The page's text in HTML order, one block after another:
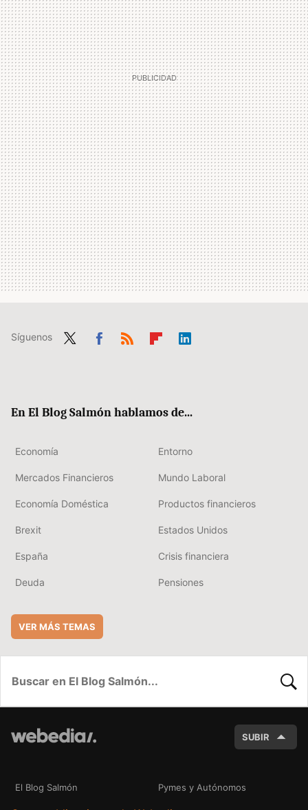
Síguenos
En El Blog Salmón hablamos de...
Economía Entorno
Mercados Financieros Mundo Laboral
Economía Doméstica Productos financieros
Brexit Estados Unidos
España Crisis financiera
Deuda Pensiones
VER MÁS TEMAS
SUBIR
El Blog Salmón Pymes y Autónomos